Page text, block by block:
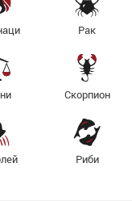
Рак
Скорпион
Риби